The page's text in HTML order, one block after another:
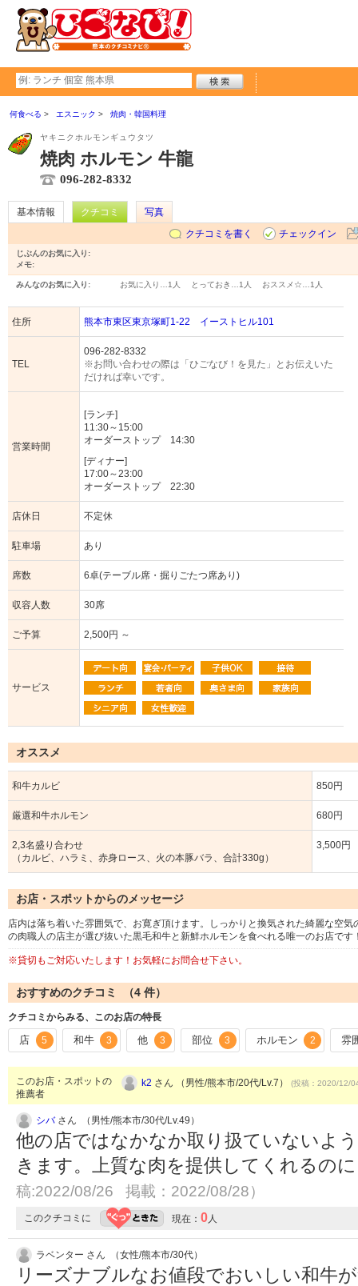
何食べる エスニック 焼肉・韓国料理
ヤキニクホルモンギュウタツ
焼肉 ホルモン 牛龍
096-282-8332
基本情報 クチコミ
写真
クチコミを書く
チェックイン
じぶんのお気に入り:
メモ:
みんなのお気に入り: お気に入り… 1人 とっておき… 1人 おススメ☆… 1人
住所 熊本市東区東京塚町1-22 イーストヒル101
TEL
096-282-8332
※お問い合わせの際は「ひごなび！を見た」とお伝えいた
だければ幸いです。
営業時間
[ランチ]
11:30～15:00
オーダーストップ 14:30
[ディナー]
17:00～23:00
オーダーストップ 22:30
店休日 不定休
駐車場 あり
席数 6卓(テーブル席・掘りごたつ席あり)
収容人数 30席
ご予算 2,500円 ～
サービス
オススメ
和牛カルビ 850円
厳選和牛ホルモン 680円
2,3名盛り合わせ
（カルビ、ハラミ、赤身ロース、火の本豚バラ、合計330g）
3,500円
お店・スポットからのメッセージ
店内は落ち着いた雰囲気で、お寛ぎ頂けます。しっかりと換気された綺麗な空
の肉職人の店主が選び抜いた黒毛和牛と新鮮ホルモンを食べれる唯一のお店で
※貸切もご対応いたします！お気軽にお問合せ下さい。
おすすめのクチコミ （4 件）
クチコミからみる、このお店の特長
店 5 和牛 3 他 3 部位 3 ホルモン 2 雰
このお店・スポットの
推薦者
k2 さん （男性/熊本市/20代/Lv.7） (投稿：2020/12/
シバさん （男性/熊本市/30代/Lv.49）
他の店ではなかなか取り扱ていないよ
きます。上質な肉を提供してくれるの
稿:2022/08/26 掲載：2022/08/28）
このクチコミに 現在： 0 人
ラベンター さん （女性/熊本市/30代）
リーズナブルなお値段でおいしい和牛